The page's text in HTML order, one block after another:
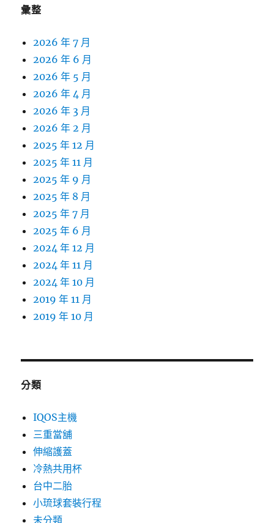
彙整
2026 年 7 月
2026 年 6 月
2026 年 5 月
2026 年 4 月
2026 年 3 月
2026 年 2 月
2025 年 12 月
2025 年 11 月
2025 年 9 月
2025 年 8 月
2025 年 7 月
2025 年 6 月
2024 年 12 月
2024 年 11 月
2024 年 10 月
2019 年 11 月
2019 年 10 月
分類
IQOS主機
三重當舖
伸縮護蓋
冷熱共用杯
台中二胎
小琉球套裝行程
未分類